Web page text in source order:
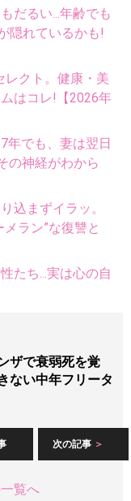
だるい...年齢でも
隠れているかも!
クト。健康・美
はコレ!【2026年
年でも、妻は翌日
の神経がわから
込まずイラッ。
ラン”な復讐と
たち...実は心の自
ザで衰弱死を覚
ない中年フリータ
次の記事
覧へ